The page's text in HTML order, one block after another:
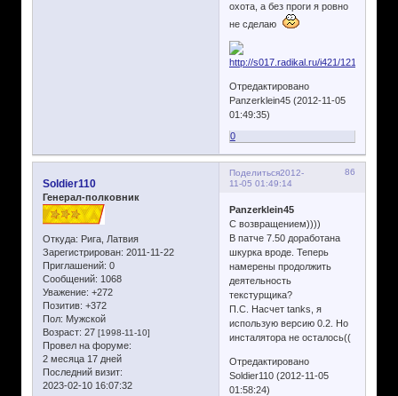
охота, а без проги я ровно
не сделаю
Отредактировано
Panzerklein45 (2012-11-05
01:49:35)
0
Поделиться 86
2012-
11-05 01:49:14
Soldier110
Генерал-полковник
Откуда: Рига, Латвия
Зарегистрирован: 2011-11-22
Приглашений: 0
Сообщений: 1068
Уважение: +272
Позитив: +372
Пол: Мужской
Возраст: 27 [1998-11-10]
Провел на форуме:
2 месяца 17 дней
Последний визит:
2023-02-10 16:07:32
Panzerklein45
С возвращением))))
В патче 7.50 доработана
шкурка вроде. Теперь
намерены продолжить
деятельность
текстурщика?
П.С. Насчет tanks, я
использую версию 0.2. Но
инсталятора не осталось((
Отредактировано
Soldier110 (2012-11-05
01:58:24)